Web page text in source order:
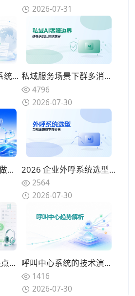
2026-07-31
2026出海智能客服系统选型方法论：构建适配全球化业务的评估框架 私域服务场景下群多消息乱，AI客服机器人的能力边界与选型建议
4796
2026-07-30
400电话呼叫中心要做号码保护，隐私号AXB和AXN怎么选才合规 2026 企业外呼系统选型：合规、线路、功能、成本四大维度拆解
2564
2026-07-30
智能客服选型的关键点有哪些？四个比排名更重要的考量因素 呼叫中心系统的技术演进与未来趋势：云原生、AI Agent与全渠道融合
1416
2026-07-30